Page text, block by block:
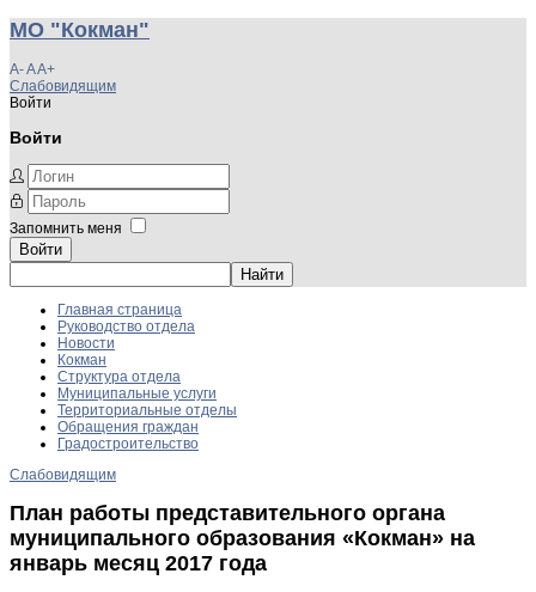
МО "Кокман"
A-AA+
Слабовидящим
Войти
Войти
Запомнить меня
Войти
Главная страница
Руководство отдела
Новости
Кокман
Структура отдела
Муниципальные услуги
Территориальные отделы
Обращения граждан
Градостроительство
Слабовидящим
План работы представительного органа
муниципального образования «Кокман» на
январь месяц 2017 года